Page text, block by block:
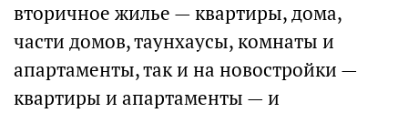
вторичное жилье — квартиры, дома,
части домов, таунхаусы, комнаты и
апартаменты, так и на новостройки —
квартиры и апартаменты — и